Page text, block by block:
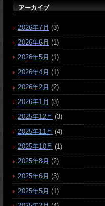
アーカイブ
2026年7月 (3)
2026年6月 (1)
2026年5月 (1)
2026年4月 (1)
2026年2月 (2)
2026年1月 (3)
2025年12月 (3)
2025年11月 (4)
2025年10月 (1)
2025年8月 (2)
2025年6月 (3)
2025年5月 (1)